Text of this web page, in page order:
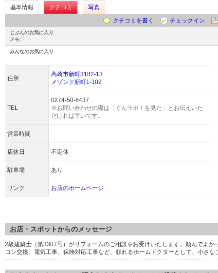
基本情報 クチコミ
写真
クチコミを書く
チェックイン
じぶんのお気に入り:
メモ:
みんなのお気に入り:
住所
高崎市新町3182-13
メゾンド新町1-102
TEL
0274-50-6437
※お問い合わせの際は「ぐんラボ！を見た」とお伝えいた
だければ幸いです。
営業時間
店休日 不定休
駐車場 あり
リンク お店のホームページ
お店・スポットからのメッセージ
2級建築士（第3307号）がリフォームのご相談をお受けいたします。頼んでよ
コン交換、電気工事、保険対応工事など、頼れるホームドクターとして、小さ